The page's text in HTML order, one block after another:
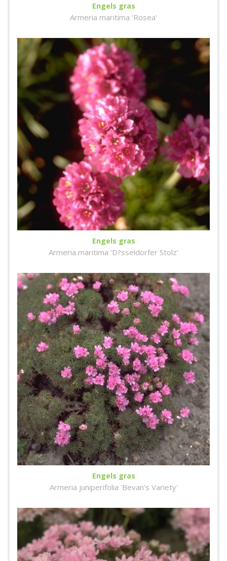
Engels gras
Armeria maritima 'Rosea'
Engels gras
Armeria maritima 'D?sseldorfer Stolz'
Engels gras
Armeria juniperifolia 'Bevan's Variety'